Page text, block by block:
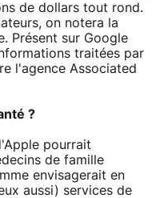
de dollars tout rond.
on notera la
Présent sur Google
traitées par
l'agence Associated
?
pourrait
de famille
envisagerait en
aussi) services de